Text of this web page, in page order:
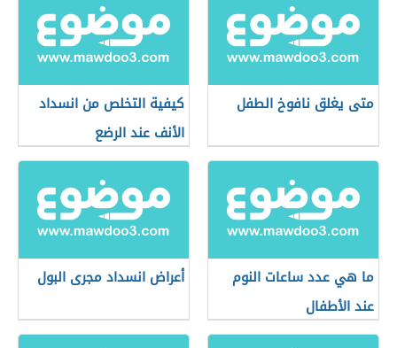
متى يغلق نافوخ الطفل
كيفية التخلص من انسداد
الأنف عند الرضع
ما هي عدد ساعات النوم
عند الأطفال
أعراض انسداد مجرى البول